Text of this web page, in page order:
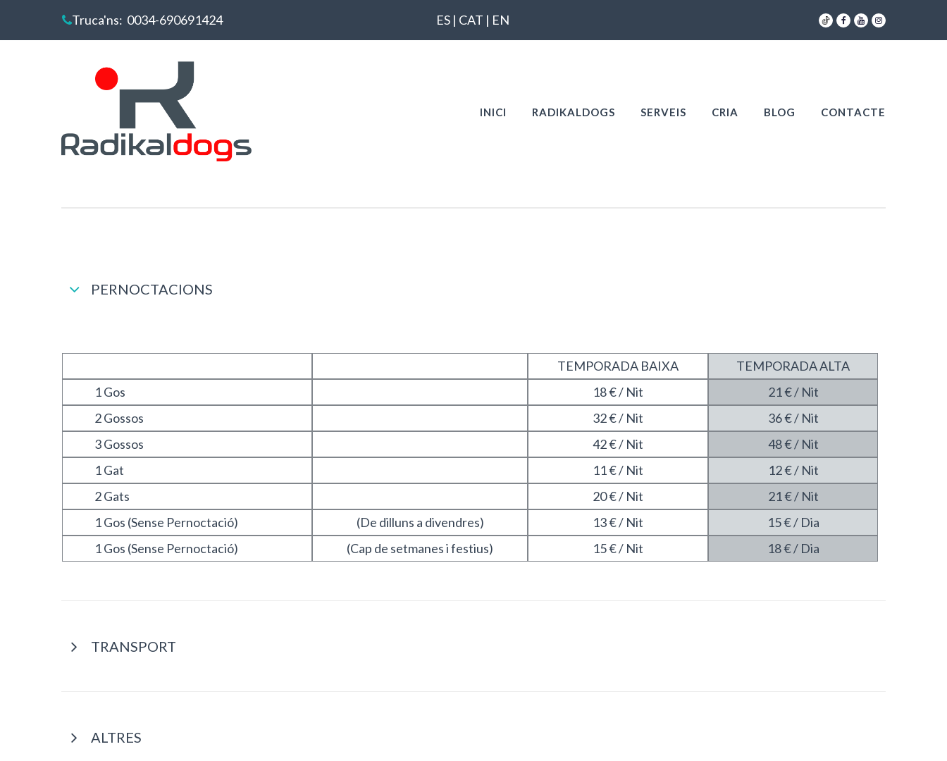
Truca'ns: 0034-690691424 ES| CAT | EN   
INICI RADIKALDOGS SERVEIS CRIA BLOG CONTACTE
PERNOCTACIONS
TEMPORADA BAIXA
TEMPORADA ALTA
1 Gos
18 € / Nit
21 € / Nit
2 Gossos
32 € / Nit
36 € / Nit
3 Gossos
42 € / Nit
48 € / Nit
1 Gat
11 € / Nit
12 € / Nit
2 Gats
20 € / Nit
21 € / Nit
1 Gos (Sense Pernoctació)
(De dilluns a divendres) 13 € / Nit
15 € / Dia
1 Gos (Sense Pernoctació)
(Cap de setmanes i festius) 15 € / Nit 18 € / Dia
TRANSPORT
ALTRES